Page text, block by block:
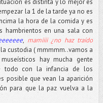
es distinta y lo mejor es
la 1 de la tarde ya no es
la hora de la comida y es
hambrientos en una sala con
, mamiiii ¿no haz traído
custodia ( mmmmm..vamos a
hay mucha gente
todo con la infancia de los
posible que vean la aparición
para que la paz vuelva a la